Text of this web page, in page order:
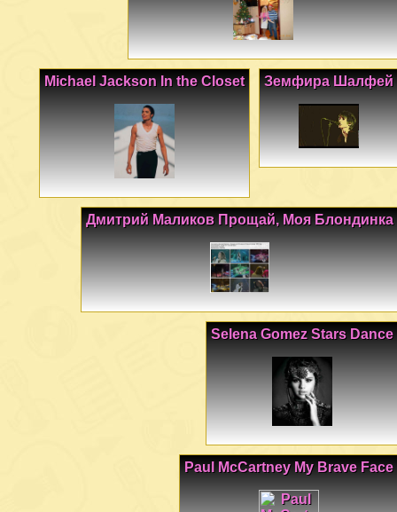
Земфира Шалфей
Michael Jackson In the Closet
Дмитрий Маликов Прощай, Моя Блондинка
Selena Gomez Stars Dance
Paul McCartney My Brave Face